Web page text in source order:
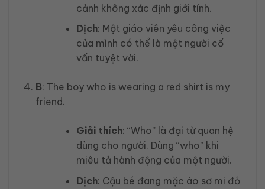
cảnh không xác định giới tính.
Dịch: Một giáo viên yêu công việc
của mình có thể là một người cố
vấn tuyệt vời.
B: The boy who is wearing a red shirt is my
friend.
Giải thích: “Who” là đại từ quan hệ
dùng cho người. Dùng “who” khi
miêu tả hành động của một người.
Dịch: Cậu bé đang mặc áo sơ mi đỏ